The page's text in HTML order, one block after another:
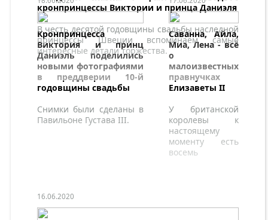
кронпринцессы Виктории и принца Даниэля
В честь десятой годовщины свадьбы наследной
принцессы Швеции вспоминаем самые
интересные детали торжества.
Кронпринцесса
Виктория и принц
Даниэль поделились
новыми фотографиями
в преддверии 10-й
годовщины свадьбы
Снимки были сделаны в
Павильоне Густава III.
Саванна, Айла,
Миа, Лена - всё
о
малоизвестных
правнучках
Елизаветы II
У британской
королевы к
настоящему
моменту есть
восемь
это дети
16.06.2020